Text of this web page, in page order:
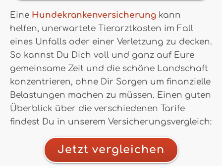
Eine Hundekrankenversicherung kann
helfen, unerwartete Tierarztkosten im Fall
eines Unfalls oder einer Verletzung zu decken.
So kannst Du Dich voll und ganz auf Eure
gemeinsame Zeit und die schöne Landschaft
konzentrieren, ohne Dir Sorgen um finanzielle
Belastungen machen zu müssen. Einen guten
Überblick über die verschiedenen Tarife
findest Du in unserem Versicherungsvergleich:
Jetzt vergleichen